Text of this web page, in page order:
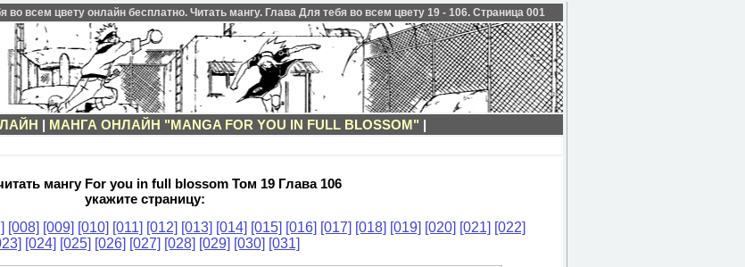
всем цвету онлайн бесплатно. Читать мангу. Глава Для тебя во всем цвету 19 - 106. Страница 001
| МАНГА ОНЛАЙН "MANGA FOR YOU IN FULL BLOSSOM" |
мангу For you in full blossom Том 19 Глава 106
укажите страницу:
[008] [009] [010] [011] [012] [013] [014] [015] [016] [017] [018] [019] [020] [021] [022]
[024] [025] [026] [027] [028] [029] [030] [031]